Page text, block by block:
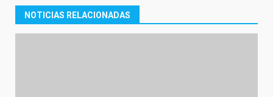
NOTICIAS RELACIONADAS